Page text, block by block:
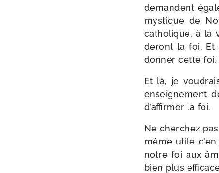
demandent
mys­tique de
catho­lique, à la
de­ront la foi. Et
don­ner cette foi,
Et là, je
ensei­gne­ment
d’affirmer la foi.
Ne cher­chez
même utile
notre foi aux
bien plus